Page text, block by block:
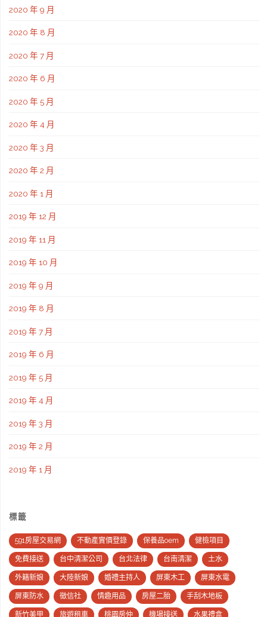
2020 年 9 月
2020 年 8 月
2020 年 7 月
2020 年 6 月
2020 年 5 月
2020 年 4 月
2020 年 3 月
2020 年 2 月
2020 年 1 月
2019 年 12 月
2019 年 11 月
2019 年 10 月
2019 年 9 月
2019 年 8 月
2019 年 7 月
2019 年 6 月
2019 年 5 月
2019 年 4 月
2019 年 3 月
2019 年 2 月
2019 年 1 月
標籤
591房屋交易網 不動產實價登錄 保養品oem 健檢項目
免費接送 台中清潔公司 台北法律 台南清潔 土水
外籍新娘 大陸新娘 婚禮主持人 屏東木工 屏東水電
屏東防水 徵信社 情趣用品 房屋二胎 手刮木地板
新竹美甲 旅遊租車 桃園房仲 機場接送 水果禮盒